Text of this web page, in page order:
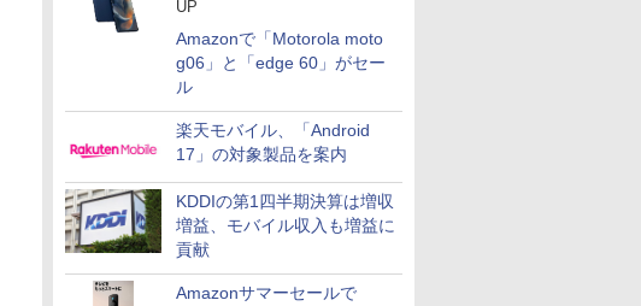
UP
Amazonで「Motorola moto
g06」と「edge 60」がセー
ル
楽天モバイル、「Android
17」の対象製品を案内
KDDIの第1四半期決算は増収
増益、モバイル収入も増益に
貢献
Amazonサマーセールで